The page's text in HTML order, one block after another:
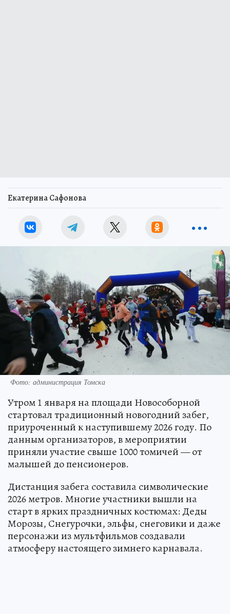
Екатерина Сафонова
Фото: администрация Томска
Утром 1 января на площади Новособорной
стартовал традиционный новогодний забег,
приуроченный к наступившему 2026 году. По
данным организаторов, в мероприятии
приняли участие свыше 1000 томичей — от
малышей до пенсионеров.
Дистанция забега составила символические
2026 метров. Многие участники вышли на
старт в ярких праздничных костюмах: Деды
Морозы, Снегурочки, эльфы, снеговики и даже
персонажи из мультфильмов создавали
атмосферу настоящего зимнего карнавала.